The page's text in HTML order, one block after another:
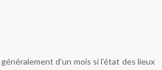
d’un mois si l’état des lieux